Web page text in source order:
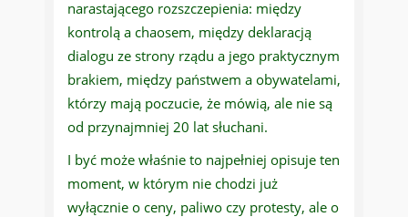
narastającego rozszczepienia: między
kontrolą a chaosem, między deklaracją
dialogu ze strony rządu a jego praktycznym
brakiem, między państwem a obywatelami,
którzy mają poczucie, że mówią, ale nie są
od przynajmniej 20 lat słuchani.
I być może właśnie to najpełniej opisuje ten
moment, w którym nie chodzi już
wyłącznie o ceny, paliwo czy protesty, ale o